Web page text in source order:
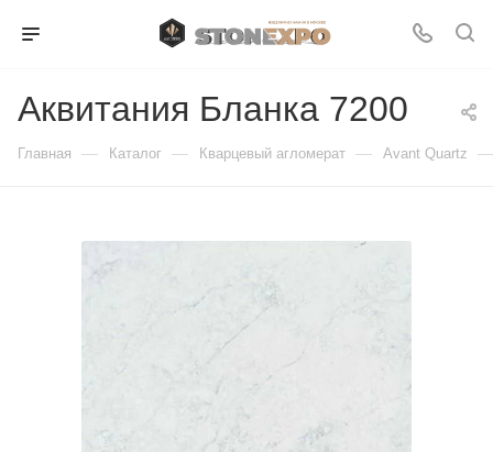
Аквитания Бланка 7200
Главная — Каталог — Кварцевый агломерат — Avant Quartz —